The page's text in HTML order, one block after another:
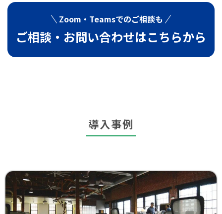
Zoom・Teamsでのご相談も
ご相談・お問い合わせはこちらから
導入事例